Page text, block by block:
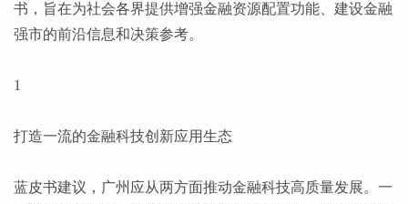
书，旨在为社会各界提供增强金融资源配置功能、建设金融
强市的前沿信息和决策参考。
1
打造一流的金融科技创新应用生态
蓝皮书建议，广州应从两方面推动金融科技高质量发展。一